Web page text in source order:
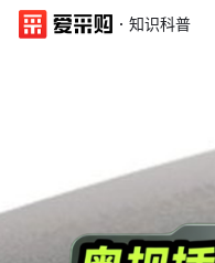
· 知识科普